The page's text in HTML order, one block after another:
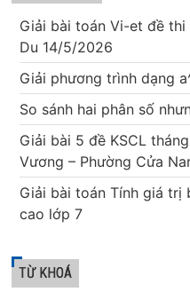
Giải bài toán Vi-et đề thi
Du 14/5/2026
Giải phương trình dạng
So sánh hai phân số
Giải bài 5 đề KSCL
Vương – Phường Cửa
Giải bài toán Tính giá trị
cao lớp 7
TỪ KHOÁ